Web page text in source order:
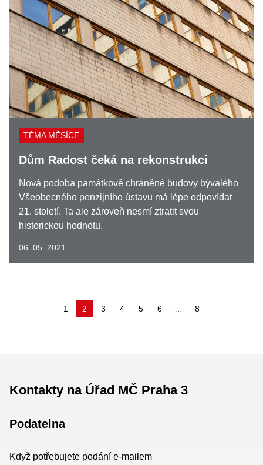
TÉMA MĚSÍCE
Dům Radost čeká na rekonstrukci
Nová podoba památkově chráněné budovy bývalého
Všeobecného penzijního ústavu má lépe odpovídat
21. století. Ta ale zároveň nesmí ztratit svou
historickou hodnotu.
06. 05. 2021
1 2
(aktuální)3 4 5 6 8
Kontakty na Úřad MČ Praha 3
Podatelna
Když potřebujete podání e-mailem